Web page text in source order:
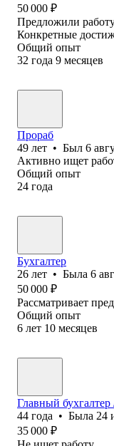
50 000 ₽
Предложили
Конкретные
Общий опыт
32 года 9 месяцев
Прораб
49 лет • Был 6
Активно ищет
Общий опыт
24 года
Бухгалтер
26 лет • Была 6
50 000 ₽
Рассматривает
Общий опыт
6 лет 10 месяцев
Главный бухгалтер
44 года • Была 24
35 000 ₽